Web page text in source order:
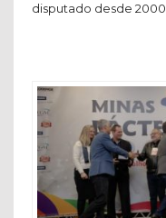
disputado desde 2000.